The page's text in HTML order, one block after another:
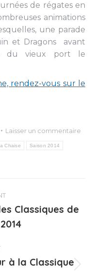
de régates en
animations
une parade
et Dragons avant
du vieux port le
rendez-vous sur le
Laisser un commentaire
Chaise Saison 2014
Classiques de
à la Classique